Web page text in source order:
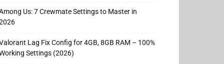
Us: 7 Crewmate Settings to Master in
Lag Fix Config for 4GB, 8GB RAM – 100%
Settings (2026)